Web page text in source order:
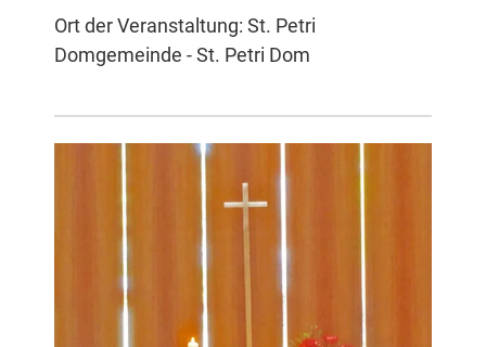
Ort der Veranstaltung: St. Petri
Domgemeinde - St. Petri Dom